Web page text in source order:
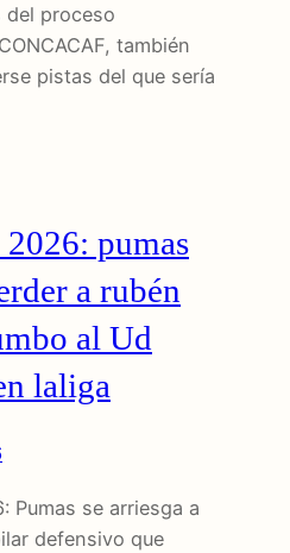
del proceso
también
pistas del que sería
pumas
a rubén
al Ud
laliga
Pumas se arriesga a
defensivo que